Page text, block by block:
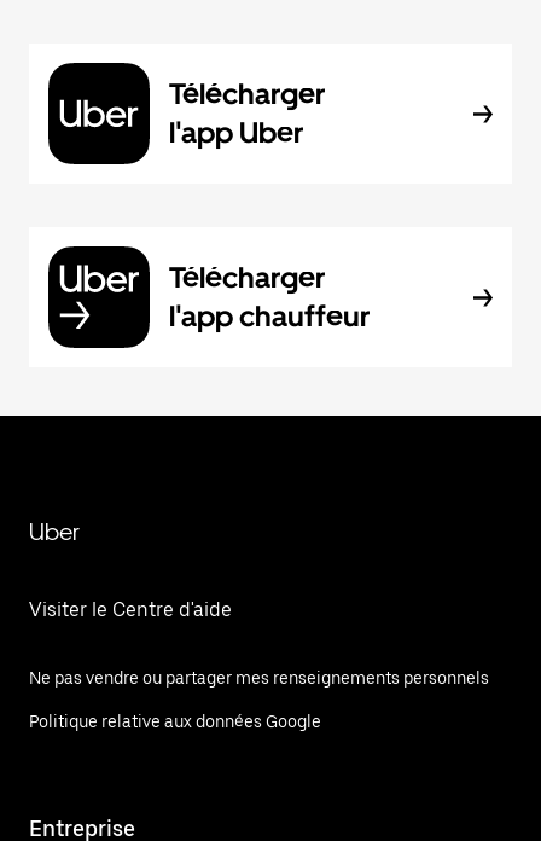
Télécharger
l'app Uber
Télécharger
l'app chauffeur
Uber
Visiter le Centre d'aide
Ne pas vendre ou partager mes renseignements personnels
Politique relative aux données Google
Entreprise